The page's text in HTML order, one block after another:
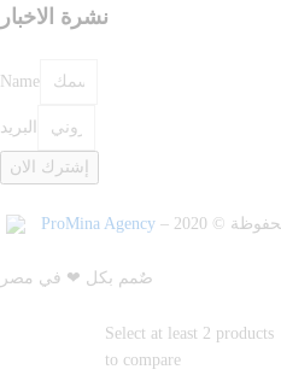
نشرة الاخبار
Name
البريد
إشترك الان
ProMina Agency © 2020
صٌمم بكل ❤ في مصر
Select at least 2 products
to compare